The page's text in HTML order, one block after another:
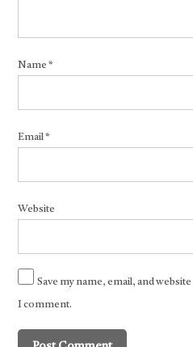
Name*
Email*
Website
Save my name, email, and
I comment.